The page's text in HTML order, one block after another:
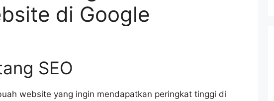
di Google
SEO
website yang ingin mendapatkan peringkat tinggi di